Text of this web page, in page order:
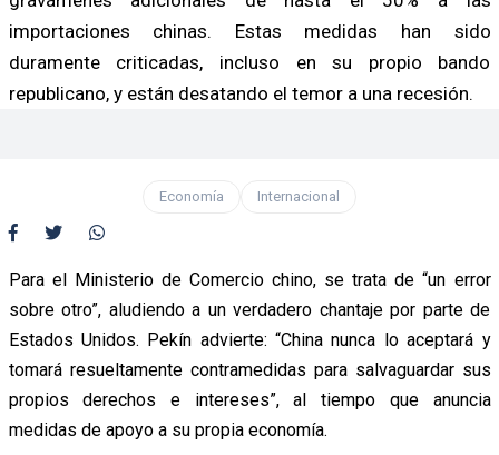
importaciones chinas. Estas medidas han sido
duramente criticadas, incluso en su propio bando
republicano, y están desatando el temor a una recesión.
Economía Internacional
Para el Ministerio de Comercio chino, se trata de “un error
sobre otro”, aludiendo a un verdadero chantaje por parte de
Estados Unidos. Pekín advierte: “China nunca lo aceptará y
tomará resueltamente contramedidas para salvaguardar sus
propios derechos e intereses”, al tiempo que anuncia
medidas de apoyo a su propia economía.